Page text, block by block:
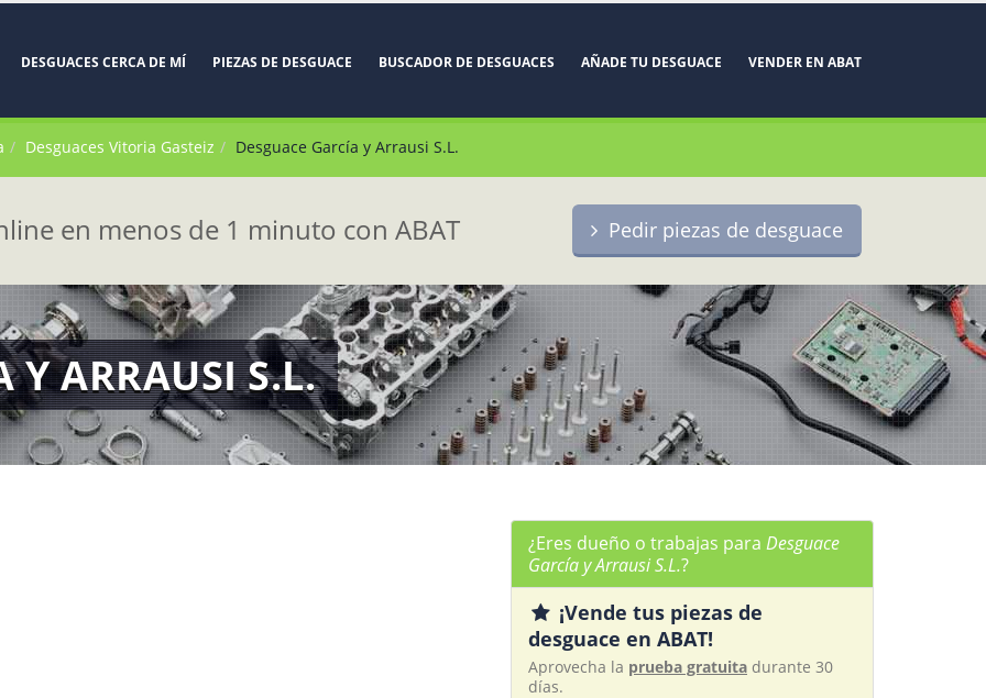
DESGUACES CERCA DE MÍ PIEZAS DE DESGUACE BUSCADOR DE DESGUACES AÑADE TU DESGUACE VENDER EN ABAT
Desguaces Vitoria Gasteiz Desguace García y Arrausi S.L.
en menos de 1 minuto con ABAT Pedir piezas de desguace
Y ARRAUSI S.L.
¿Eres dueño o trabajas para Desguace
García y Arrausi S.L.?
¡Vende tus piezas de
desguace en ABAT!
Aprovecha la prueba gratuita durante 30
días.